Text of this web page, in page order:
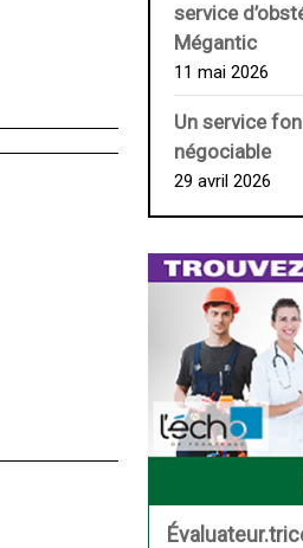
service
Mégantic
11 mai 2026
Un service
négociable
29 avril 2026